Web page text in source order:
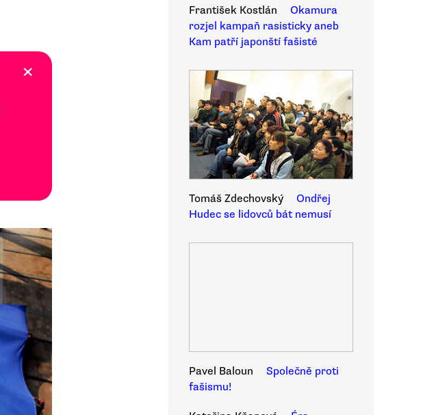
×
František Kostlán
Okamura
rozjel kampaň rasisticky aneb
Kam patří japonští fašisté
Tomáš Zdechovský
Ondřej
Hudec se lidovců bát nemusí
Pavel Baloun
Společně proti
fašismu!